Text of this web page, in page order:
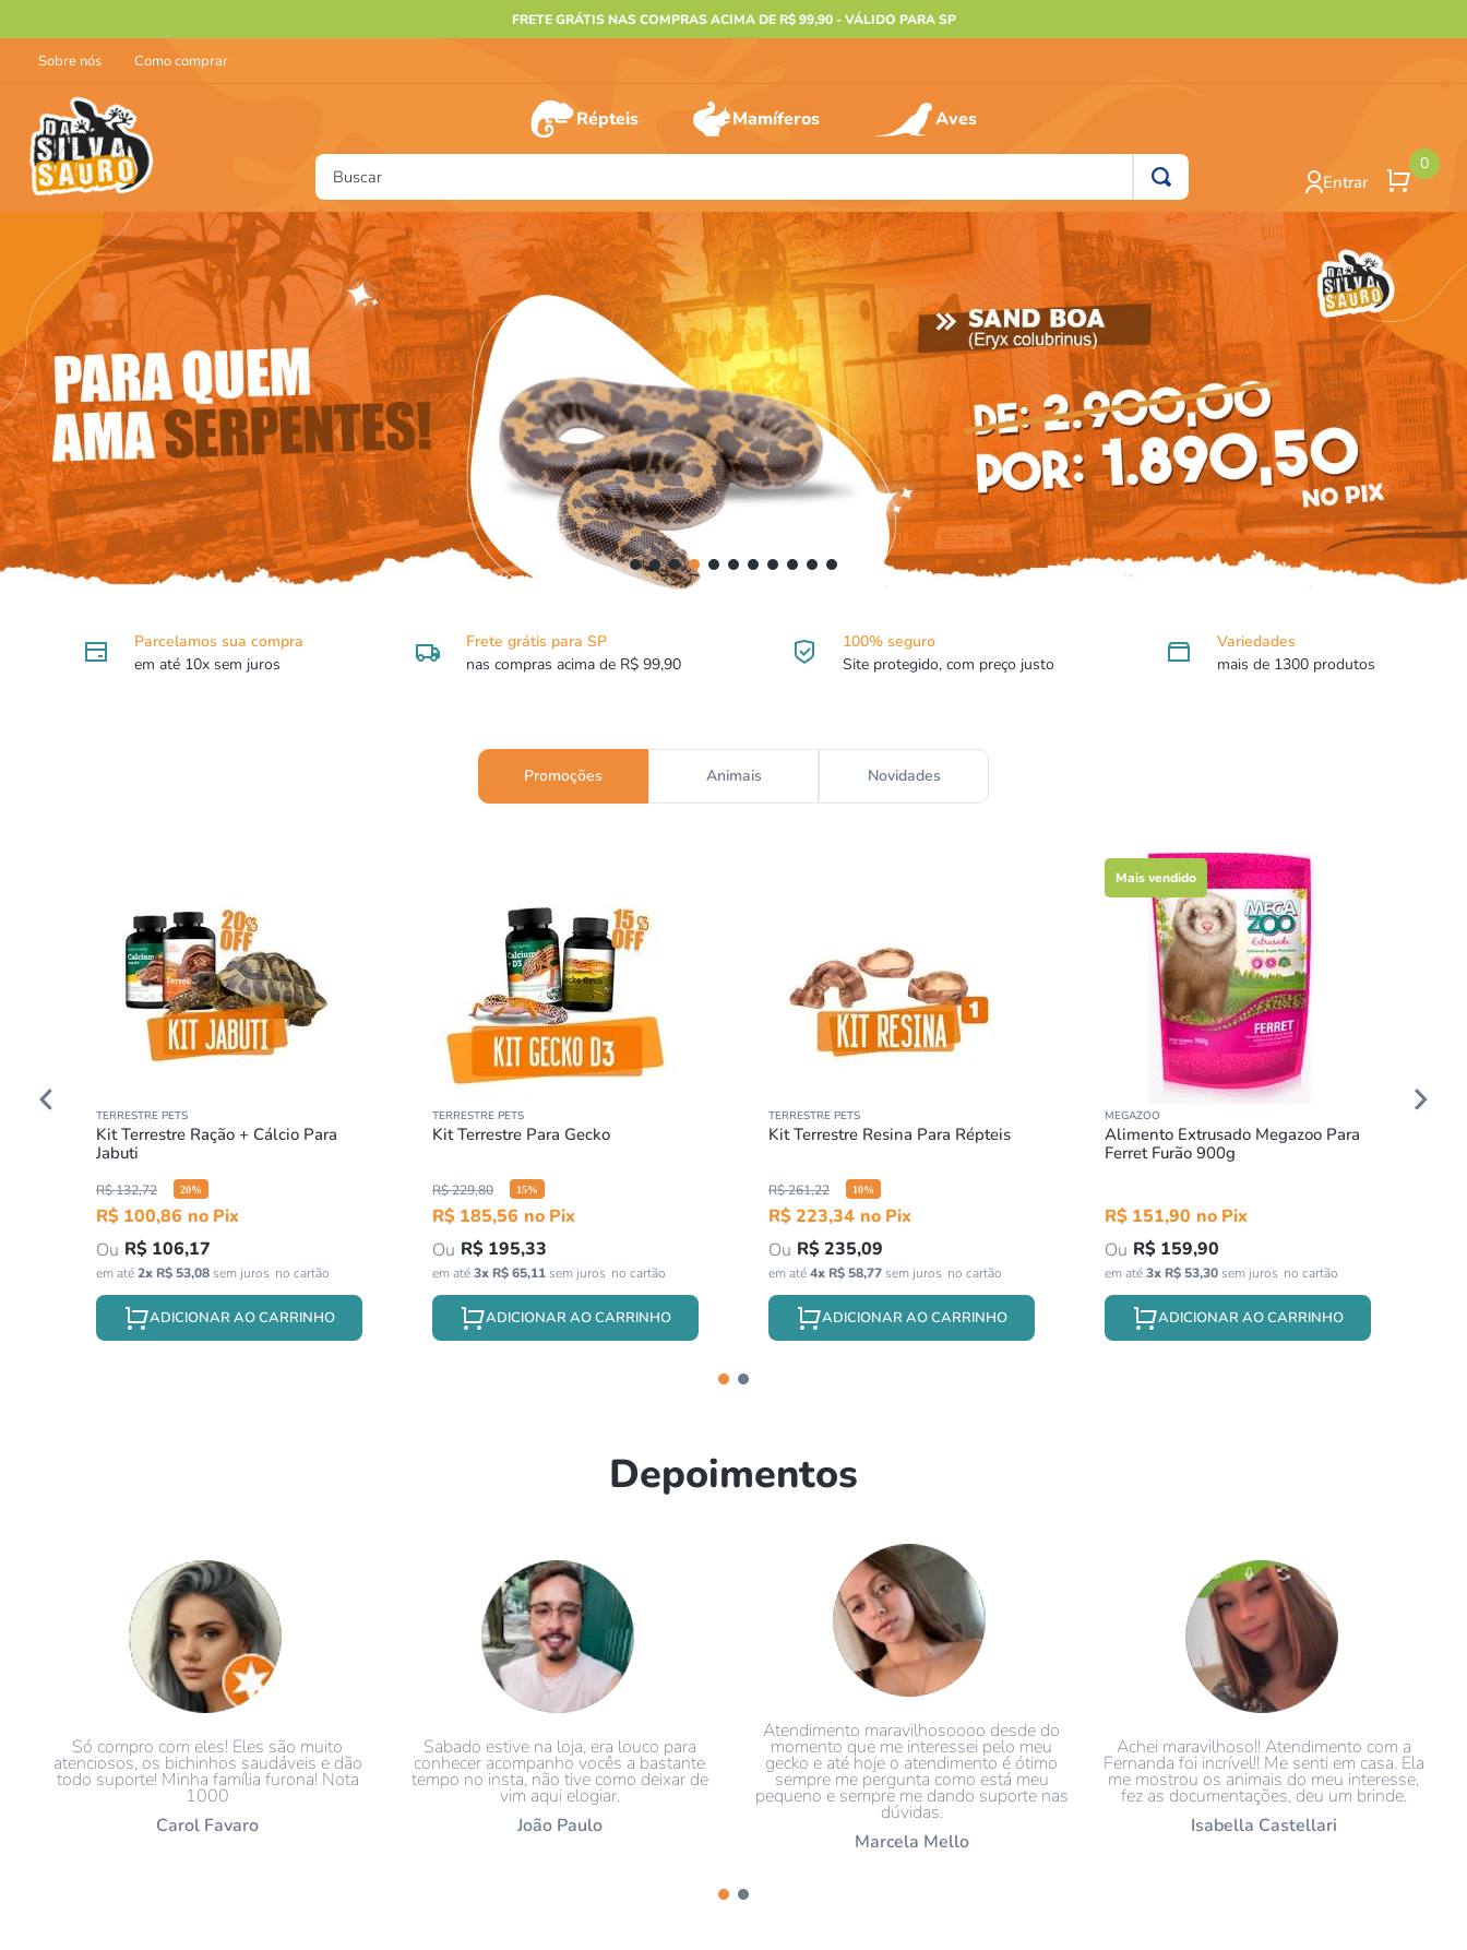
FRETE GRÁTIS NAS COMPRAS ACIMA DE R$ 99,90 - VÁLIDO PARA SP
Sobre nós Como comprar
Répteis Mamíferos Aves
Buscar
Entrar
0
Parcelamos sua compra
em até 10x sem juros
Frete grátis para SP
nas compras acima de R$ 99,90
100% seguro
Site protegido, com preço justo
Variedades
mais de 1300 produtos
Promoções Animais Novidades
TERRESTRE PETS
Kit Terrestre Ração + Cálcio Para
Jabuti
R$132,72 20%
R$ 100,86
R$ 106,17
em até2x R$53,08sem juros
ADICIONAR AO CARRINHO
TERRESTRE PETS
Kit Terrestre Para Gecko
R$229,80 15%
R$ 185,56
R$ 195,33
em até3x R$65,11sem juros
ADICIONAR AO CARRINHO
TERRESTRE PETS
Kit Terrestre Resina Para Répteis
R$261,22 10%
R$223,34
R$235,09
em até4x R$58,77sem juros
ADICIONAR AO CARRINHO
Mais vendido
MEGAZOO
Alimento Extrusado Megazoo Para
Ferret Furão 900g
R$ 151,90
R$ 159,90
em até3x R$53,30sem juros
ADICIONAR AO CARRINHO
Depoimentos
Só compro com eles! Eles são muito
atenciosos, os bichinhos saudáveis e dão
todo suporte! Minha família furona! Nota
1000
Carol Favaro
Sabado estive na loja, era louco para
conhecer acompanho vocês a bastante
tempo no insta, não tive como deixar de
vim aqui elogiar.
João Paulo
Atendimento maravilhosoooo desde do
momento que me interessei pelo meu
gecko e até hoje o atendimento é ótimo
sempre me pergunta como está meu
pequeno e sempre me dando suporte nas
dúvidas.
Marcela Mello
Achei maravilhoso!! Atendimento com a
Fernanda foi incrível!! Me senti em casa. Ela
me mostrou os animais do meu interesse,
fez as documentações, deu um brinde.
Isabella Castellari
TERMOS MAIS BUSCADOS
º
furão
2º
animais
3º
4º
5
terrario
tartaruga
jabuti
8
papagaio
9º
répteis